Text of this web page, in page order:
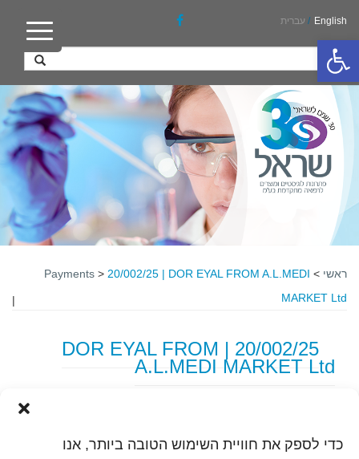
פתח סרגל נגישות
כדי לספק את חוויית השימוש הטובה ביותר, אנו
English
/ עברית
ראשי >
Payments > 20/002/25 | DOR EYAL FROM A.L.MEDI
MARKET Ltd
|
20/002/25 | DOR EYAL FROM
A.L.MEDI MARKET Ltd